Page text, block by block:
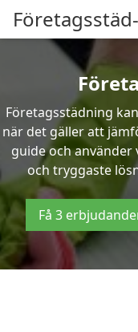
Företagsstädning
när det gäller att
guide och
och tryggaste
Få 3